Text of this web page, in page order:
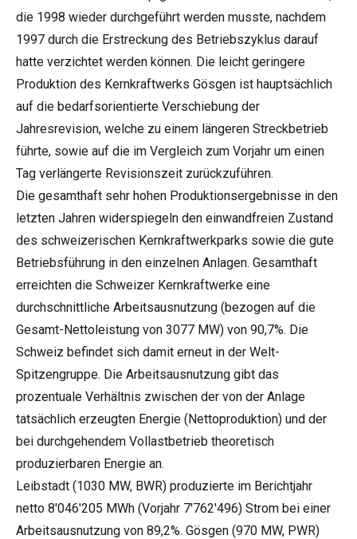
die 1998 wieder durchgeführt werden musste, nachdem
1997 durch die Erstreckung des Betriebszyklus darauf
hatte verzichtet werden können. Die leicht geringere
Produktion des Kernkraftwerks Gösgen ist hauptsächlich
auf die bedarfsorientierte Verschiebung der
Jahresrevision, welche zu einem längeren Streckbetrieb
führte, sowie auf die im Vergleich zum Vorjahr um einen
Tag verlängerte Revisionszeit zurückzuführen.
Die gesamthaft sehr hohen Produktionsergebnisse in den
letzten Jahren widerspiegeln den einwandfreien Zustand
des schweizerischen Kernkraftwerkparks sowie die gute
Betriebsführung in den einzelnen Anlagen. Gesamthaft
erreichten die Schweizer Kernkraftwerke eine
durchschnittliche Arbeitsausnutzung (bezogen auf die
Gesamt-Nettoleistung von 3077 MW) von 90,7%. Die
Schweiz befindet sich damit erneut in der Welt-
Spitzengruppe. Die Arbeitsausnutzung gibt das
prozentuale Verhältnis zwischen der von der Anlage
tatsächlich erzeugten Energie (Nettoproduktion) und der
bei durchgehendem Vollastbetrieb theoretisch
produzierbaren Energie an.
Leibstadt (1030 MW, BWR) produzierte im Berichtjahr
netto 8'046'205 MWh (Vorjahr 7'762'496) Strom bei einer
Arbeitsausnutzung von 89,2%. Gösgen (970 MW, PWR)